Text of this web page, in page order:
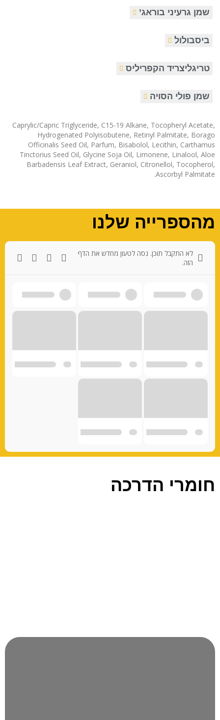
שמן גרעיני בוראג’
ביסבולול
טריגליצריד הקפריליס
שמן פולי הסויה
Caprylic/Capric Triglyceride, C15-19 Alkane, Tocopheryl Acetate,
Hydrogenated Polyisobutene, Retinyl Palmitate, Borago
Officinalis Seed Oil, Parfum, Bisabolol, Lecithin, Carthamus
Tinctorius Seed Oil, Glycine Soja Oil, Limonene, Linalool, Aloe
Barbadensis Leaf Extract, Geraniol, Citronellol, Tocopherol,
Ascorbyl Palmitate.
מהספרייה שלנו
לא התקבל תוכן. נסה לטעון מחדש את הדף
הזה.
חומרי הדרכה